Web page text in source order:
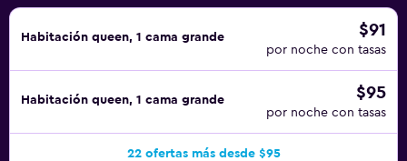
Habitación queen, 1 cama grande $91
por noche con tasas
Habitación queen, 1 cama grande $95
por noche con tasas
22 ofertas más desde $95